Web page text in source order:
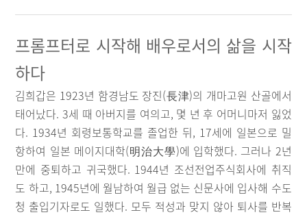
프롬프터로 시작해 배우로서의 삶을 시작
하다
김희갑은 1923년 함경남도 장진(長津)의 개마고원 산골에서
태어났다. 3세 때 아버지를 여의고, 몇 년 후 어머니마저 잃었
다. 1934년 회령보통학교를 졸업한 뒤, 17세에 일본으로 밀
항하여 일본 메이지대학(明治大學)에 입학했다. 그러나 2년
만에 중퇴하고 귀국했다. 1944년 조선전업주식회사에 취직
도 하고, 1945년에 월남하여 월급 없는 신문사에 입사해 수도
청 출입기자로도 일했다. 모두 적성과 맞지 않아 퇴사를 반복